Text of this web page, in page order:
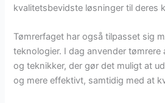
kvalitetsbevidste løsninger til deres
Tømrerfaget har også tilpasset sig
teknologier. I dag anvender
og teknikker, der gør det muligt at
og mere effektivt, samtidig med at